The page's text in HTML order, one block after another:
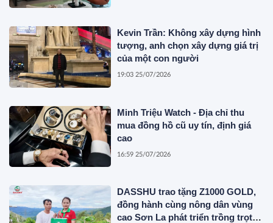
Kevin Trần: Không xây dựng hình
tượng, anh chọn xây dựng giá trị
của một con người
19:03 25/07/2026
Minh Triệu Watch - Địa chỉ thu
mua đồng hồ cũ uy tín, định giá
cao
16:59 25/07/2026
DASSHU trao tặng Z1000 GOLD,
đồng hành cùng nông dân vùng
cao Sơn La phát triển trồng trọt